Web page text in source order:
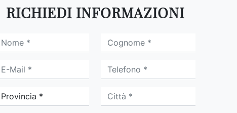
RICHIEDI INFORMAZIONI